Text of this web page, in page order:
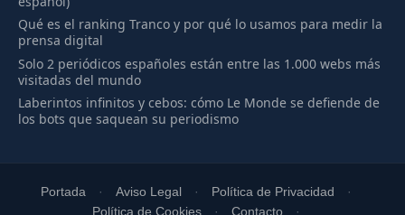
Qué es el ranking Tranco y por qué lo usamos para medir la
prensa digital
Solo 2 periódicos españoles están entre las 1.000 webs más
visitadas del mundo
Laberintos infinitos y cebos: cómo Le Monde se defiende de
los bots que saquean su periodismo
Portada Aviso Legal
Política de Privacidad
Política de Cookies
Contacto